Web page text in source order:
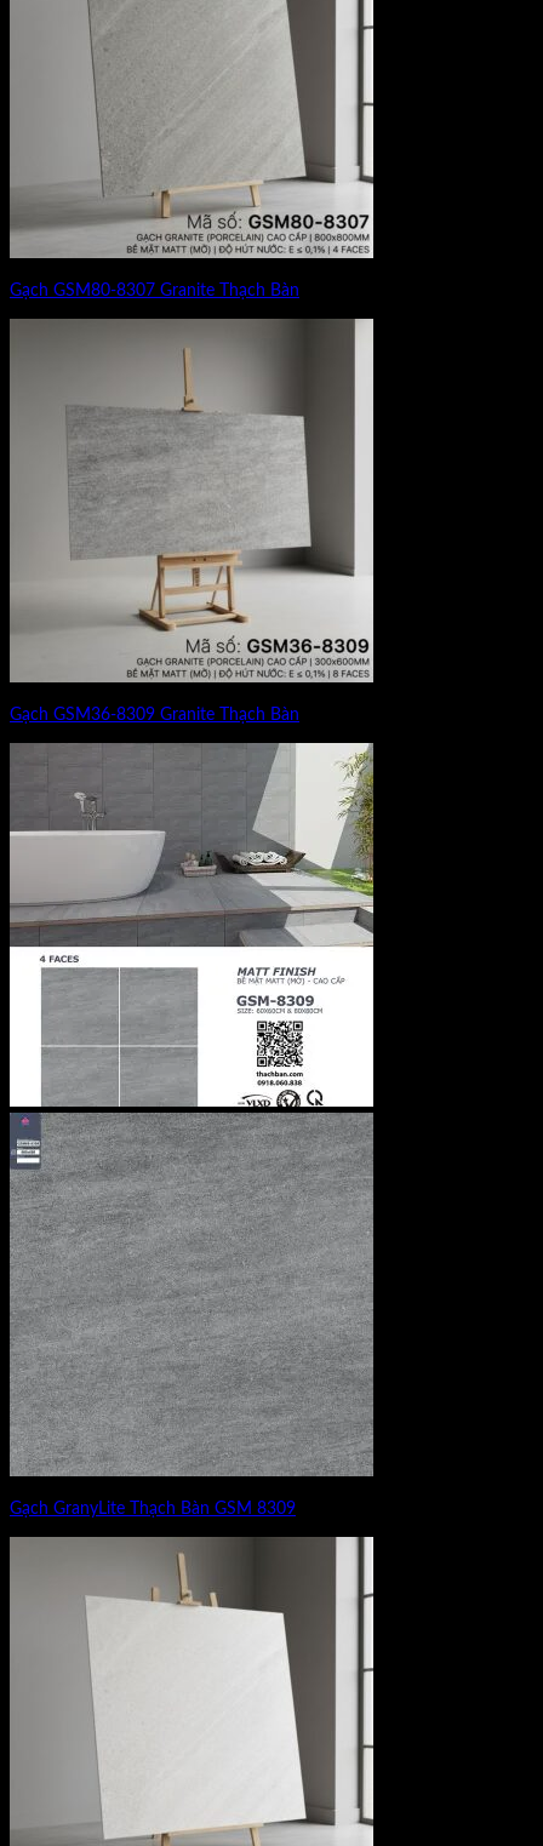
Gạch GSM80-8307 Granite Thạch Bàn
Gạch GSM36-8309 Granite Thạch Bàn
Gạch GranyLite Thạch Bàn GSM 8309